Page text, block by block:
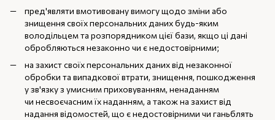
пред'являти вмотивовану вимогу щодо зміни або
знищення своїх персональних даних будь-яким
володільцем та розпорядником цієї бази, якщо ці дані
обробляються незаконно чи є недостовірними;
на захист своїх персональних даних від незаконної
обробки та випадкової втрати, знищення, пошкодження
у зв'язку з умисним приховуванням, ненаданням
чи несвоєчасним їх наданням, а також на захист від
надання відомостей, що є недостовірними чи ганьблять